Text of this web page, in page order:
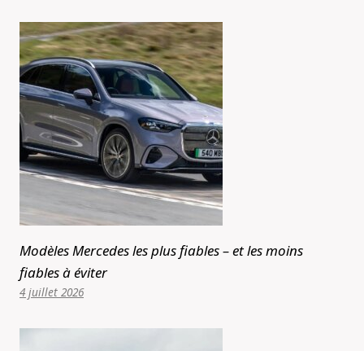
Modèles Mercedes les plus fiables – et les moins
fiables à éviter
4 juillet 2026